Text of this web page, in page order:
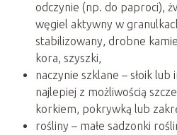
odczynie (np. do paproci),
węgiel aktywny w
stabilizowany, drobne
kora, szyszki,
naczynie szklane – słoik lub
najlepiej z możliwością
korkiem, pokrywką lub
rośliny – małe sadzonki